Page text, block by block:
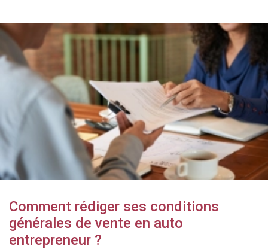
Comment rédiger ses conditions
générales de vente en auto
entrepreneur ?